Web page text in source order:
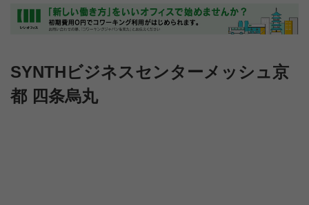
SYNTHビジネスセンターメッシュ京
都 四条烏丸